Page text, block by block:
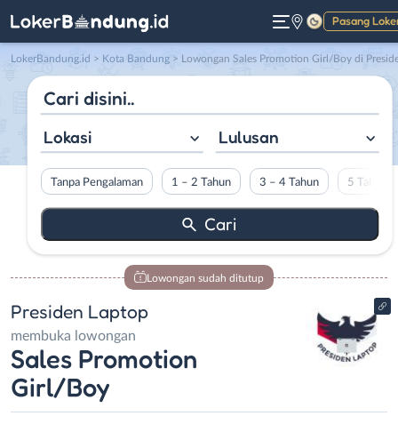
Pasang
Gelap
LokerBandung.id > Kota Bandung > Lowongan Sales Promotion Girl/Boy di Presiden
Lokasi Lulusan
Tanpa Pengalaman 1 – 2 Tahun 3 – 4 Tahun 5 Tahun
Lowongan sudah ditutup
Presiden Laptop
membuka lowongan
Sales Promotion
Girl/Boy